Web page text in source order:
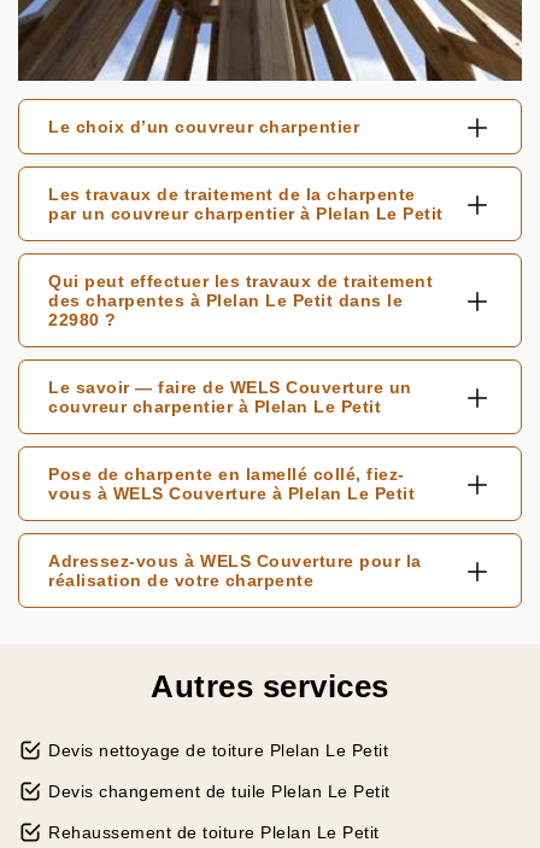
Le choix d’un couvreur charpentier
Les travaux de traitement de la charpente
par un couvreur charpentier à Plelan Le Petit
Qui peut effectuer les travaux de traitement
des charpentes à Plelan Le Petit dans le
22980 ?
Le savoir — faire de WELS Couverture un
couvreur charpentier à Plelan Le Petit
Pose de charpente en lamellé collé, fiez-
vous à WELS Couverture à Plelan Le Petit
Adressez-vous à WELS Couverture pour la
réalisation de votre charpente
Autres services
Devis nettoyage de toiture Plelan Le Petit
Devis changement de tuile Plelan Le Petit
Rehaussement de toiture Plelan Le Petit